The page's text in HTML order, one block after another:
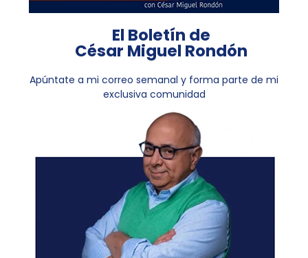
El Boletín de
César Miguel Rondón
Apúntate a mi correo semanal y forma parte de mi
exclusiva comunidad